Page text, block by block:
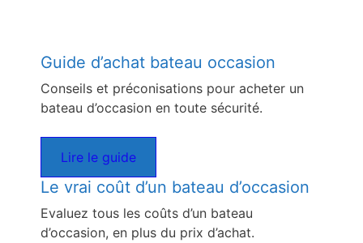
Guide d’achat bateau occasion
Conseils et préconisations pour acheter un
bateau d’occasion en toute sécurité.
Lire le guide
Le vrai coût d’un bateau d’occasion
Evaluez tous les coûts d’un bateau
d’occasion, en plus du prix d’achat.